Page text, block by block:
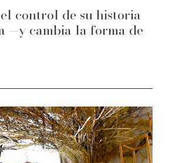
control de su historia
—y cambia la forma de